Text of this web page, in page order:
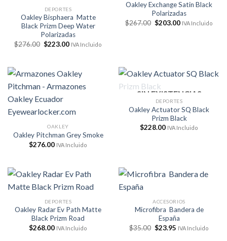
DEPORTES
Oakley Bisphaera Matte
Black Prizm Deep Water
Polarizadas
$276.00 El
$276.00.
$223.00El
$223.00.
IVA Incluido
Oakley Exchange Satin Black
Polarizadas
$267.00 El
$203.00ElIVA Incluido
OAKLEY
Oakley Pitchman Grey Smoke
$276.00 IVA Incluido
SIN EXISTENCIAS
DEPORTES
Oakley Actuator SQ Black
Prizm Black
$228.00 IVA Incluido
DEPORTES
Oakley Radar Ev Path Matte
Black Prizm Road
$268.00 IVA Incluido
ACCESORIOS
Microfibra Bandera de
España
$35.00 El
$23.95 El
IVA Incluido